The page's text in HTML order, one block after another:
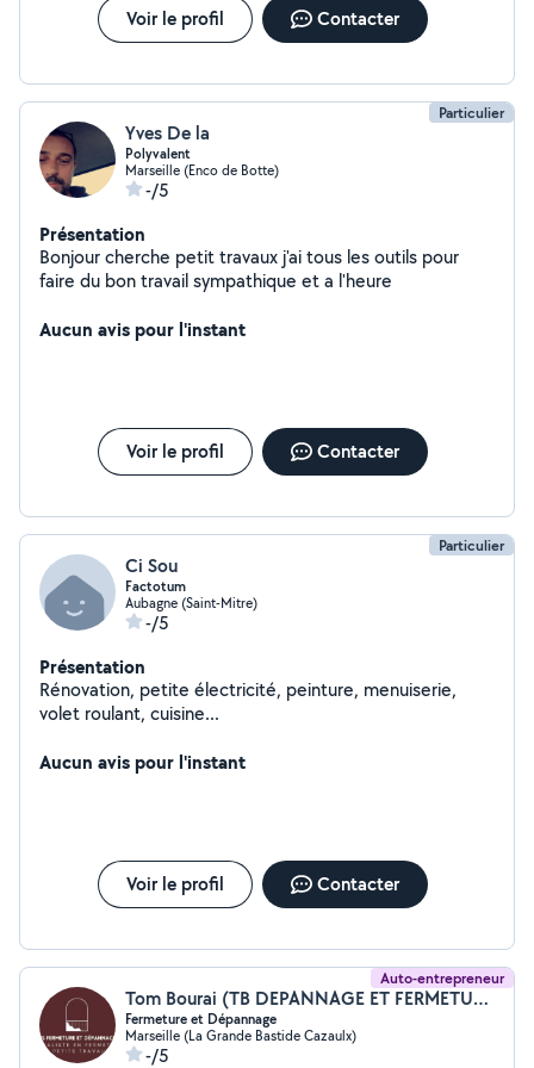
Voir le profil Contacter
Particulier
Yves De la
Polyvalent
Marseille (Enco de Botte)
-/5
Présentation
Bonjour cherche petit travaux j'ai tous les outils pour
faire du bon travail sympathique et a l'heure
Aucun avis pour l'instant
Voir le profil Contacter
Particulier
Ci Sou
Factotum
Aubagne (Saint-Mitre)
-/5
Présentation
Rénovation, petite électricité, peinture, menuiserie,
volet roulant, cuisine...
Aucun avis pour l'instant
Voir le profil Contacter
Auto-entrepreneur
Tom Bourai (TB DEPANNAGE ET FERMETURES)
Fermeture et Dépannage
Marseille (La Grande Bastide Cazaulx)
-/5